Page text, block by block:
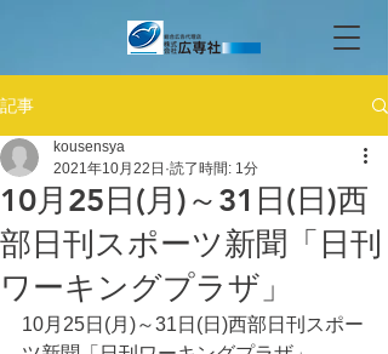
記事
10月25日(月)～31日(日)西
部日刊スポーツ新聞「日刊
ワーキングプラザ」
kousensya
2021年10月22日 読了時間: 1分
10月25日(月)～31日(日)西部日刊スポー